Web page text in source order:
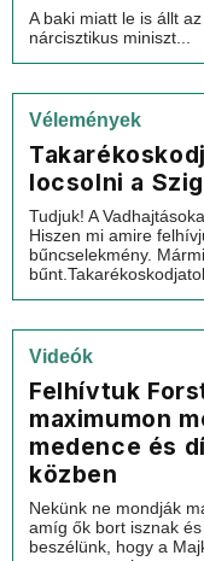
A baki miatt le is állt
nárcisztikus miniszt...
Vélemények
locsolni a
Tudjuk! A
Hiszen mi amire
bűncselekmény.
Videók
Felhívtuk
maximumon
medence és
közben
Nekünk ne mondják
amíg ők bort isznak
beszélünk, hogy a